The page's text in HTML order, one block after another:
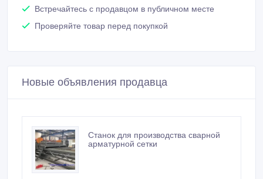
Встречайтесь с продавцом в публичном месте
Проверяйте товар перед покупкой
Новые объявления продавца
Станок для производства сварной
арматурной сетки